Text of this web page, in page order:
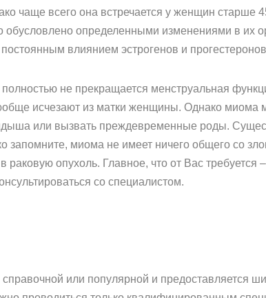
чаще всего она встречается у женщин старше
обусловлено определенными изменениями в их
влиянием эстрогенов и
не прекращается менструальная
исчезают из матки женщины. Однако миома
или вызвать преждевременные роды.
миома не имеет ничего общего со
опухоль. Главное, что от Вас требуется
со специалистом.
или популярной и предоставляется